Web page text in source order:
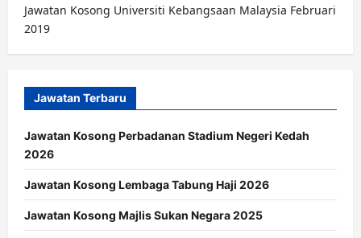
Jawatan Kosong Universiti Kebangsaan Malaysia Februari
2019
Jawatan Terbaru
Jawatan Kosong Perbadanan Stadium Negeri Kedah
2026
Jawatan Kosong Lembaga Tabung Haji 2026
Jawatan Kosong Majlis Sukan Negara 2025